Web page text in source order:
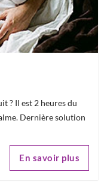
? Il est 2 heures du
Dernière solution
En savoir plus